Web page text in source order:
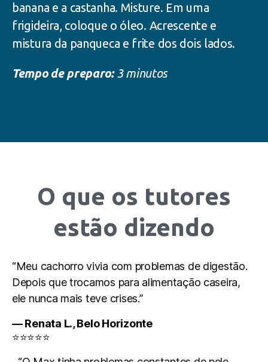
banana e a castanha. Misture. Em uma
frigideira, coloque o óleo. Acrescente e
mistura da panqueca e frite dos dois lados.
Tempo de preparo:3 minutos
O que os tutores
estão dizendo
“Meu cachorro vivia com problemas de digestão.
Depois que trocamos para alimentação caseira,
ele nunca mais teve crises.”
— Renata L., Belo Horizonte
⭐⭐⭐⭐⭐